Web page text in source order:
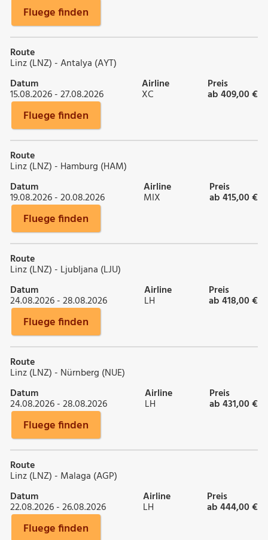
Fluege finden
Route
Linz (LNZ) - Antalya (AYT)
Datum
15.08.2026 - 27.08.2026
Airline
XC
Preis
ab 409,00 €
Fluege finden
Route
Linz (LNZ) - Hamburg (HAM)
Datum
19.08.2026 - 20.08.2026
Airline
MIX
Preis
ab 415,00 €
Fluege finden
Route
Linz (LNZ) - Ljubljana (LJU)
Datum
24.08.2026 - 28.08.2026
Airline
LH
Preis
ab 418,00 €
Fluege finden
Route
Linz (LNZ) - Nürnberg (NUE)
Datum
24.08.2026 - 28.08.2026
Airline
LH
Preis
ab 431,00 €
Fluege finden
Route
Linz (LNZ) - Malaga (AGP)
Datum
22.08.2026 - 26.08.2026
Airline
LH
Preis
ab 444,00 €
Fluege finden